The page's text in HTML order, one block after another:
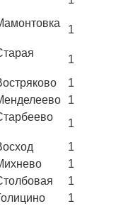
1
1
1
1
1
1
1
1
1